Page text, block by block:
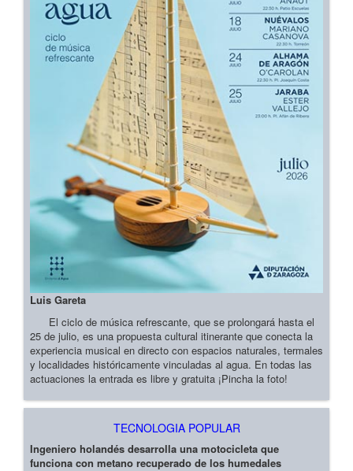
Luis Gareta
El ciclo de música refrescante, que se prolongará hasta el
25 de julio, es una propuesta cultural itinerante que conecta la
experiencia musical en directo con espacios naturales, termales
y localidades históricamente vinculadas al agua. En todas las
actuaciones la entrada es libre y gratuita ¡Pincha la foto!
TECNOLOGIA POPULAR
Ingeniero holandés desarrolla una motocicleta que
funciona con metano recuperado de los humedales